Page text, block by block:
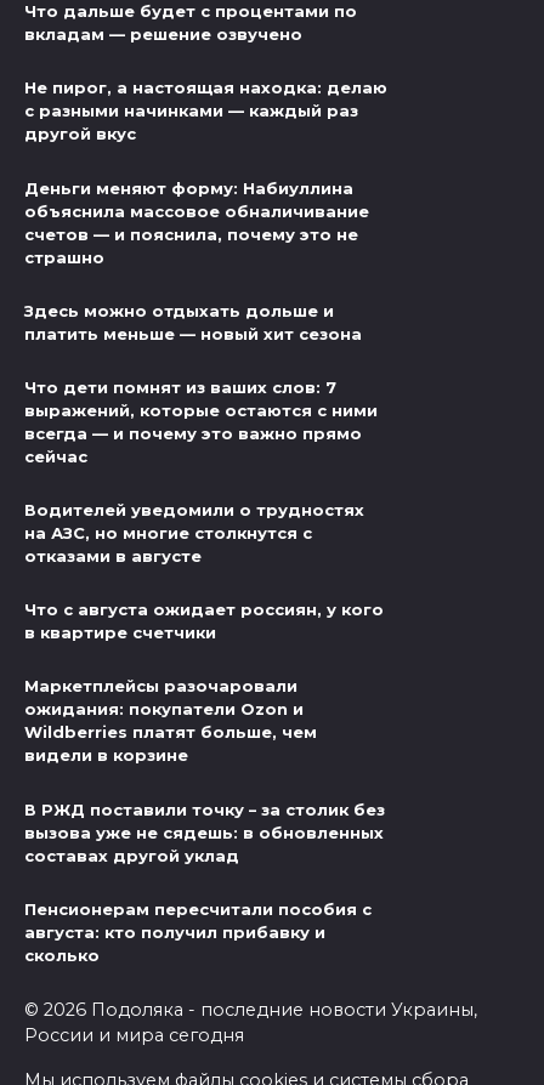
Что дальше будет с процентами по
вкладам — решение озвучено
Не пирог, а настоящая находка: делаю
с разными начинками — каждый раз
другой вкус
Деньги меняют форму: Набиуллина
объяснила массовое обналичивание
счетов — и пояснила, почему это не
страшно
Здесь можно отдыхать дольше и
платить меньше — новый хит сезона
Что дети помнят из ваших слов: 7
выражений, которые остаются с ними
всегда — и почему это важно прямо
сейчас
Водителей уведомили о трудностях
на АЗС, но многие столкнутся с
отказами в августе
Что с августа ожидает россиян, у кого
в квартире счетчики
Маркетплейсы разочаровали
ожидания: покупатели Ozon и
Wildberries платят больше, чем
видели в корзине
В РЖД поставили точку – за столик без
вызова уже не сядешь: в обновленных
составах другой уклад
Пенсионерам пересчитали пособия с
августа: кто получил прибавку и
сколько
© 2026 Подоляка - последние новости Украины,
России и мира сегодня
Мы используем файлы cookies и системы сбора